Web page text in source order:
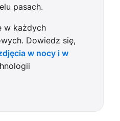
pasach.
w każdych
Dowiedz się,
w nocy i w